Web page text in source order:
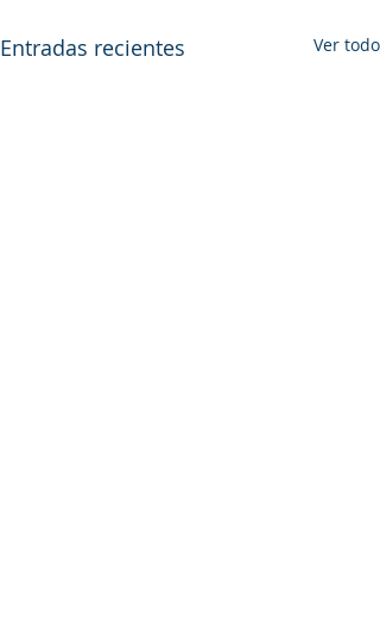
Entradas recientes Ver todo